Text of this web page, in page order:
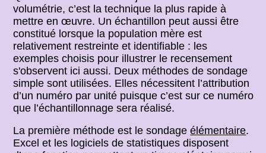
volumétrie, c’est la technique la plus rapide à
mettre en œuvre. Un échantillon peut aussi être
constitué lorsque la population mère est
relativement restreinte et identifiable : les
exemples choisis pour illustrer le recensement
s'observent ici aussi. Deux méthodes de sondage
simple sont utilisées. Elles nécessitent l’attribution
d’un numéro par unité puisque c’est sur ce numéro
que l’échantillonnage sera réalisé.
La première méthode est le sondageélémentaire.
Excel et les logiciels de statistiques disposent